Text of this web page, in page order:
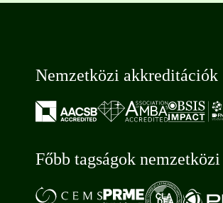
Nemzetközi akkreditációk
Főbb tagságok